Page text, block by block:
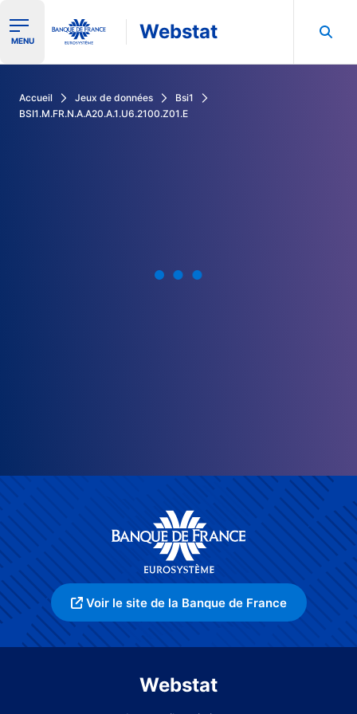
Ouvrir le menu de navigation
MENU Webstat
Accueil Jeux de données
Bsi1
BSI1.M.FR.N.A.A20.A.1.U6.2100.Z01.E
Voir le site de la Banque de France
Webstat